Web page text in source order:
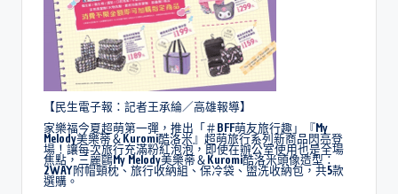
【民生電子報：記者王承綸／高雄報導】
家樂福今夏超萌第一彈，推出「＃BFF萌友旅行趣」『My
Melody美樂蒂＆Kuromi酷洛米』超萌旅行系列新商品閃亮登
場！讓每次旅行充滿粉紅泡泡，即使在辦公室使用也是全場
焦點，三麗鷗My Melody美樂蒂＆Kuromi酷洛米頭像造型：
2WAY附帽頸枕、旅行收納組、保冷袋、盥洗收納包，共5款
選購。